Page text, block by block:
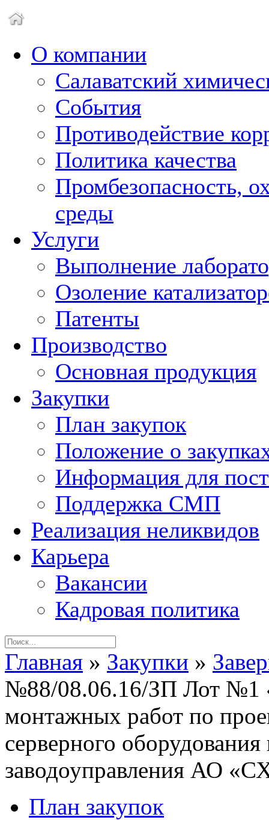
О компании
Салаватский
События
Противодействие
Политика качества
Промбезопасность,
среды
Услуги
Выполнение
Озоление
Патенты
Производство
Основная продукция
Закупки
План закупок
Положение о
Информация для
Поддержка СМП
Реализация неликвидов
Карьера
Вакансии
Кадровая политика
Главная » Закупки »
№88/08.06.16/ЗП Лот №1
монтажных работ по
серверного
заводоуправления АО
План закупок